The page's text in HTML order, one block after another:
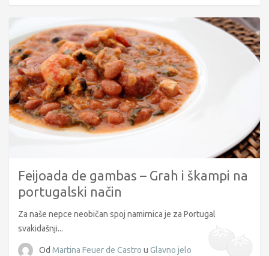
Feijoada de gambas – Grah i škampi na
portugalski način
Za naše nepce neobičan spoj namirnica je za Portugal
svakidašnji...
Od Martina Feuer de Castro u Glavno jelo